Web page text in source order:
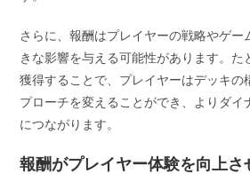
さらに、報酬はプレイヤーの戦略やゲー
きな影響を与える可能性があります。た
獲得することで、プレイヤーはデッキの
プローチを変えることができ、よりダイ
につながります。
報酬がプレイヤー体験を向上さ